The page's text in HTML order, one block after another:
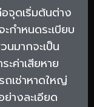
จุดเริ่มต้นต่าง
กำหนดระเบียบ
มากจะเป็น
ะค่าเสียหาย
ถเช่าหาดใหญ่
างละเอียด